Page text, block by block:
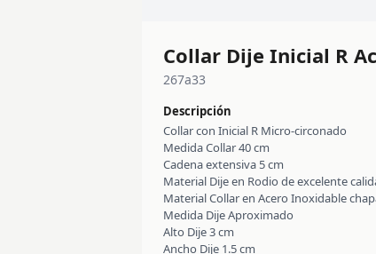
Collar Dije Inicial R
267a33
Descripción
Collar con Inicial R Micro-circonado
Medida Collar 40 cm
Cadena extensiva 5 cm
Material Dije en Rodio de excelente
Material Collar en Acero Inoxidable
Medida Dije Aproximado
Alto Dije 3 cm
Ancho Dije 1.5 cm